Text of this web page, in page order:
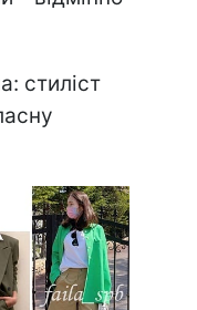
стиліст